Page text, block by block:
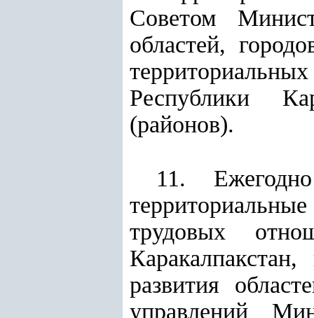
Советом
областей,
Республики
(районов).
11.
трудовых
Каракалпакстан,
развития
управлений